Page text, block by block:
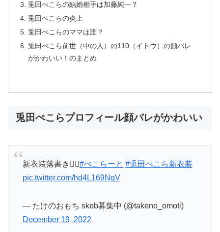
兎田ぺこらの結婚相手は加藤純一？
兎田ぺこらの炎上
兎田ぺこらのママは誰？
兎田ぺこら前世（中の人）の110（イトウ）の顔バレ
がかわいい！のまとめ
兎田ぺこらプロフィール顔バレがかわいい
新衣装落書き👯‍♀️#ぺこらーと #兎田ぺこら新衣装
pic.twitter.com/hd4L169NqV
— たけのおもち skeb募集中 (@takeno_omoti)
December 19, 2022